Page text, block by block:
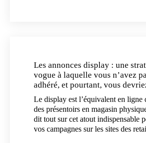
Les annonces display : une
vogue à laquelle vous n’avez
adhéré, et pourtant, vous
Le display est l’équivalent en ligne
des présentoirs en magasin
dit tout sur cet atout indispensable
vos campagnes sur les sites des